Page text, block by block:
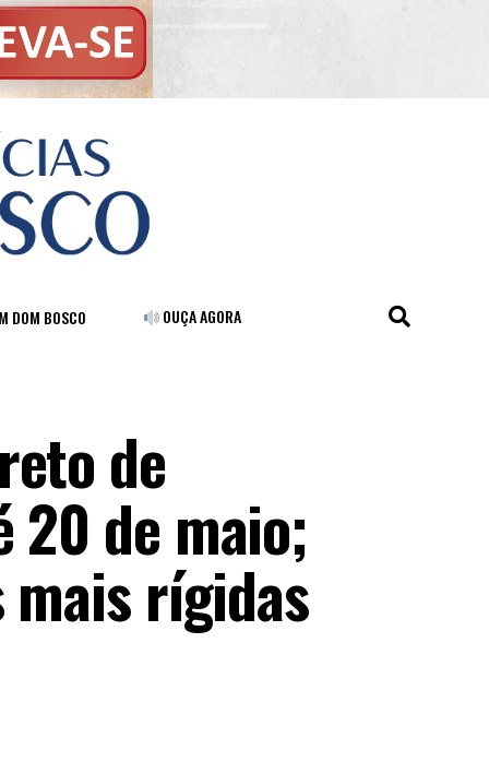
DOM BOSCO OUÇA AGORA
de
20 de maio;
rígidas